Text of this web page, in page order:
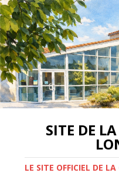
SITE DE
LE SITE OFFICIEL DE